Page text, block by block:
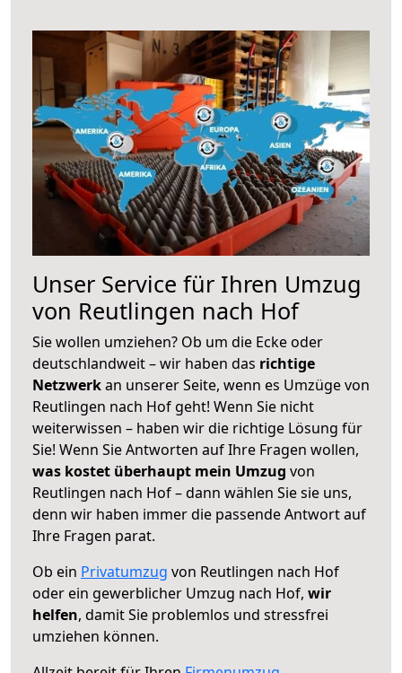
Unser Service für Ihren Umzug
von Reutlingen nach Hof
Sie wollen umziehen? Ob um die Ecke oder
deutschlandweit – wir haben das richtige
Netzwerkan unserer Seite, wenn es Umzüge von
Reutlingen nach Hof geht! Wenn Sie nicht
weiterwissen – haben wir die richtige Lösung für
Sie! Wenn Sie Antworten auf Ihre Fragen wollen,
was kostet überhaupt mein Umzug von
Reutlingen nach Hof – dann wählen Sie sie uns,
denn wir haben immer die passende Antwort auf
Ihre Fragen parat.
Ob ein Privatumzug von Reutlingen nach Hof
oder ein gewerblicher Umzug nach Hof, wir
helfen, damit Sie problemlos und stressfrei
umziehen können.